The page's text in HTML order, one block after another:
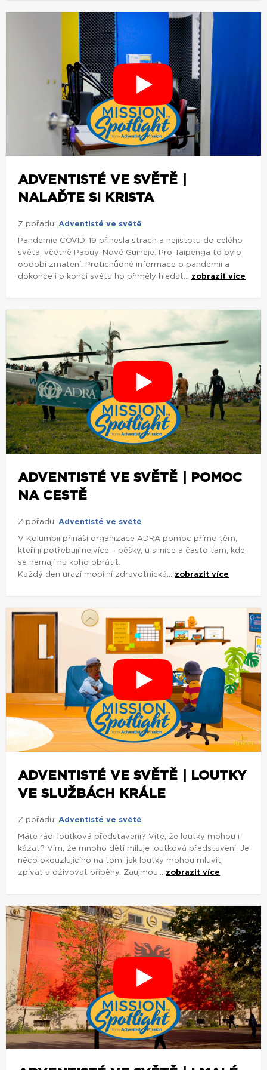
ADVENTISTÉ VE SVĚTĚ |
NALAĎTE SI KRISTA
Z pořadu: Adventisté ve světě
Pandemie COVID-19 přinesla strach a nejistotu do celého
světa, včetně Papuy-Nové Guineje. Pro Taipenga to bylo
období zmatení. Protichůdné informace o pandemii a
dokonce i o konci světa ho přiměly hledat... zobrazit více
ADVENTISTÉ VE SVĚTĚ | POMOC
NA CESTĚ
Z pořadu: Adventisté ve světě
V Kolumbii přináší organizace ADRA pomoc přímo těm,
kteří ji potřebují nejvíce – pěšky, u silnice a často tam, kde
se nemají na koho obrátit.
Každý den urazí mobilní zdravotnická... zobrazit více
ADVENTISTÉ VE SVĚTĚ | LOUTKY
VE SLUŽBÁCH KRÁLE
Z pořadu: Adventisté ve světě
Máte rádi loutková představení? Víte, že loutky mohou i
kázat? Vím, že mnoho dětí miluje loutková představení. Je
něco okouzlujícího na tom, jak loutky mohou mluvit,
zpívat a oživovat příběhy. Zaujmou... zobrazit více